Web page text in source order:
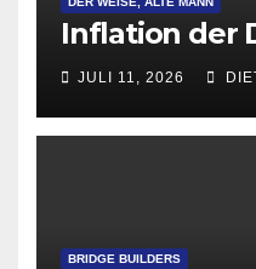
Inflation der
JULI 11, 2026
BRIDGE BUILDERS